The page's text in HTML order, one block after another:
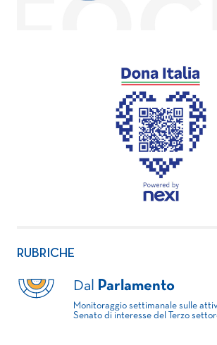
RUBRICHE
Dal Parlamento
Monitoraggio settimanale sulle
Senato di interesse del Terzo